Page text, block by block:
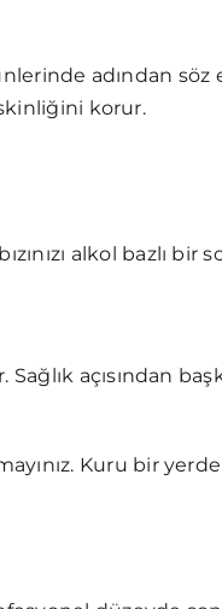
adından
korur.
alkol bazlı
Sağlık açısından
Kuru bir